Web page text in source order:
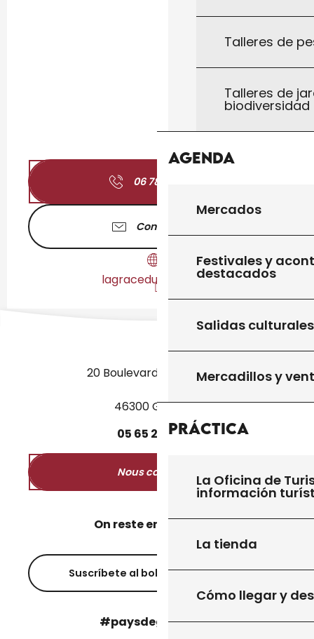
Talleres de
Talleres de
biodiversidad
Agenda
Mercados
Festivales y
destacados
Salidas culturales
Mercadillos y
Práctica
La Oficina de
información
La tienda
Cómo llegar y
06 78 44 61
Contáctenos
lagraceduyoga.com
20 Boulevard des Martyrs
46300 Gourdon
05 65 27 5250
Nous contacter
On reste en contact ?
Suscríbete al boletín informativo
#paysdegourdon !